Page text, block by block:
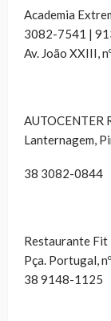
Academia
3082-7541 |
Av. João XXIII,
AUTOCENTER
Lanternagem,
38 3082-0844
Restaurante Fit
Pça. Portugal,
38 9148-1125